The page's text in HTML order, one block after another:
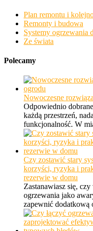
Plan remontu i
Remonty i budowa
Systemy ogrzewania
Ze świata
Polecamy
Nowoczesne
Odpowiednio
każdą przestrzeń,
funkcjonalność. W
Czy zostawić stary
korzyści, ryzyka i
rezerwie w domu
Zastanawiasz się,
ogrzewania jako
zapewnić